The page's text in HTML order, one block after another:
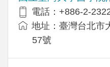
電話：+886-2-
地址：臺灣台北市
57號